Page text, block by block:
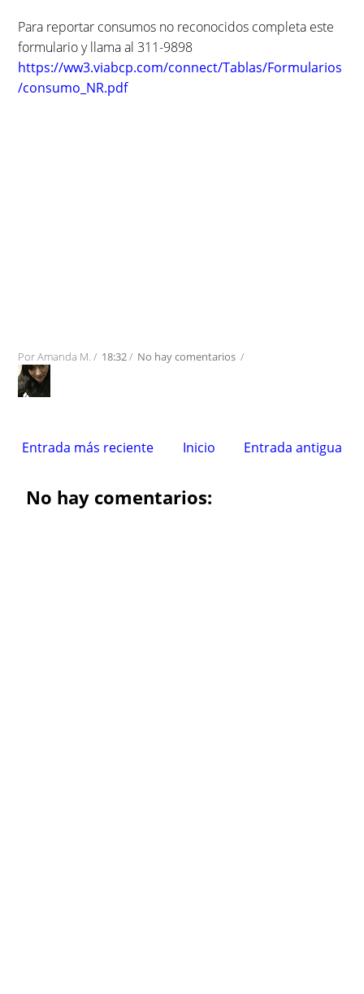
Para reportar consumos no reconocidos completa este
formulario y llama al 311-9898
https://ww3.viabcp.com/connect/Tablas/Formularios
/consumo_NR.pdf
PorAmanda M. / 18:32/ No hay comentarios /
Entrada más reciente Entrada antigua
Inicio
No hay comentarios: